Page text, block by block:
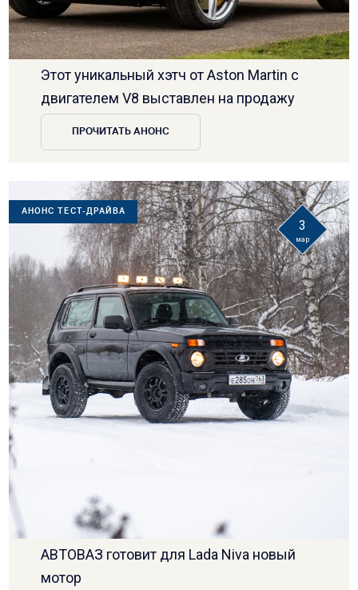
Этот уникальный хэтч от Aston Martin с
двигателем V8 выставлен на продажу
ПРОЧИТАТЬ АНОНС
АНОНС ТЕСТ-ДРАЙВА
3
мар
АВТОВАЗ готовит для Lada Niva новый
мотор